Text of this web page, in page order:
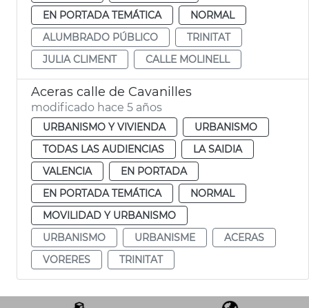
EN PORTADA TEMÁTICA
NORMAL
ALUMBRADO PÚBLICO
TRINITAT
JULIA CLIMENT
CALLE MOLINELL
Aceras calle de Cavanilles
modificado hace 5 años
URBANISMO Y VIVIENDA
URBANISMO
TODAS LAS AUDIENCIAS
LA SAIDIA
VALENCIA
EN PORTADA
EN PORTADA TEMÁTICA
NORMAL
MOVILIDAD Y URBANISMO
URBANISMO
URBANISME
ACERAS
VORERES
TRINITAT